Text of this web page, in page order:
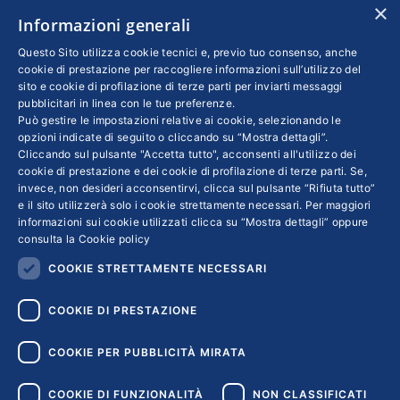
N. REA: RM - 6655
INFO LEGALI
Colophon editoriali
Disclaimer
Privacy
Coordinate Bancarie
×
Informazioni generali
Questo Sito utilizza cookie tecnici e, previo tuo consenso, anche
cookie di prestazione per raccogliere informazioni sull’utilizzo del
sito e cookie di profilazione di terze parti per inviarti messaggi
pubblicitari in linea con le tue preferenze.
Può gestire le impostazioni relative ai cookie, selezionando le
opzioni indicate di seguito o cliccando su “Mostra dettagli”.
Cliccando sul pulsante "Accetta tutto", acconsenti all'utilizzo dei
cookie di prestazione e dei cookie di profilazione di terze parti. Se,
invece, non desideri acconsentirvi, clicca sul pulsante “Rifiuta tutto”
e il sito utilizzerà solo i cookie strettamente necessari. Per maggiori
informazioni sui cookie utilizzati clicca su “Mostra dettagli” oppure
consulta la Cookie policy
COOKIE STRETTAMENTE NECESSARI
COOKIE DI PRESTAZIONE
COOKIE PER PUBBLICITÀ MIRATA
COOKIE DI FUNZIONALITÀ NON CLASSIFICATI